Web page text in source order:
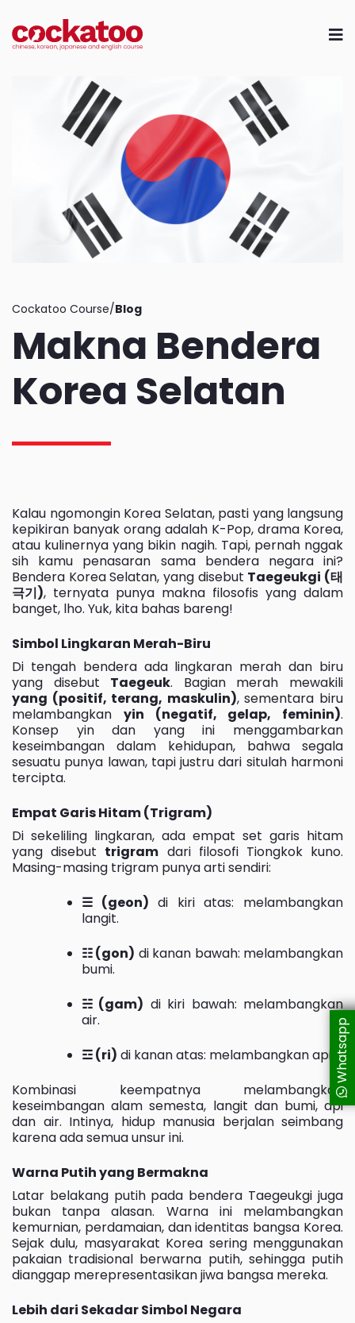
content
Cockatoo Course/Blog
Makna Bendera
Korea Selatan
Kalau ngomongin Korea Selatan, pasti yang langsung
kepikiran banyak orang adalah K-Pop, drama Korea,
atau kulinernya yang bikin nagih. Tapi, pernah nggak
sih kamu penasaran sama bendera negara ini?
Bendera Korea Selatan, yang disebut Taegeukgi (태
극기), ternyata punya makna filosofis yang dalam
banget, lho. Yuk, kita bahas bareng!
Simbol Lingkaran Merah-Biru
Di tengah bendera ada lingkaran merah dan biru
yang disebut Taegeuk. Bagian merah mewakili
yang (positif, terang, maskulin), sementara biru
melambangkan yin (negatif, gelap, feminin).
Konsep yin dan yang ini menggambarkan
keseimbangan dalam kehidupan, bahwa segala
sesuatu punya lawan, tapi justru dari situlah harmoni
tercipta.
Empat Garis Hitam (Trigram)
Di sekeliling lingkaran, ada empat set garis hitam
yang disebut trigram dari filosofi Tiongkok kuno.
Masing-masing trigram punya arti sendiri:
☰ (geon) di kiri atas: melambangkan
langit.
☷ (gon) di kanan bawah: melambangkan
bumi.
☵ (gam) di kiri bawah: melambangkan
air.
☲ (ri) di kanan atas: melambangkan api.
Kombinasi keempatnya melambangkan
keseimbangan alam semesta, langit dan bumi, api
dan air. Intinya, hidup manusia berjalan seimbang
karena ada semua unsur ini.
Warna Putih yang Bermakna
Latar belakang putih pada bendera Taegeukgi juga
bukan tanpa alasan. Warna ini melambangkan
kemurnian, perdamaian, dan identitas bangsa Korea.
Sejak dulu, masyarakat Korea sering menggunakan
pakaian tradisional berwarna putih, sehingga putih
dianggap merepresentasikan jiwa bangsa mereka.
Lebih dari Sekadar Simbol Negara
Whatsapp